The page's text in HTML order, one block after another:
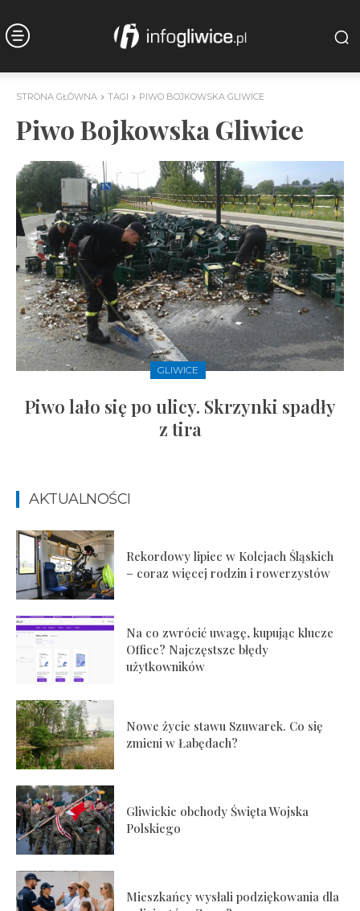
STRONA GŁÓWNA TAGI PIWO BOJKOWSKA GLIWICE
Piwo Bojkowska Gliwice
GLIWICE
Piwo lało się po ulicy. Skrzynki spadły
z tira
AKTUALNOŚCI
Rekordowy lipiec w Kolejach Śląskich
– coraz więcej rodzin i rowerzystów
Na co zwrócić uwagę, kupując klucze
Office? Najczęstsze błędy
użytkowników
Nowe życie stawu Szuwarek. Co się
zmieni w Łabędach?
Gliwickie obchody Święta Wojska
Polskiego
Mieszkańcy wysłali podziękowania dla